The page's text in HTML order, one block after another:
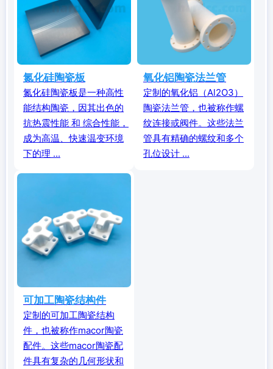
氮化硅陶瓷板
氮化硅陶瓷板是一种高性
能结构陶瓷，因其出色的
抗热震性能 和 综合性能，
成为高温、快速温变环境
下的理 ...
氧化铝陶瓷法兰管
定制的氧化铝（Al2O3）
陶瓷法兰管，也被称作螺
纹连接或阀件。这些法兰
管具有精确的螺纹和多个
孔位设计 ...
可加工陶瓷结构件
定制的可加工陶瓷结构
件，也被称作macor陶瓷
配件。这些macor陶瓷配
件具有复杂的几何形状和